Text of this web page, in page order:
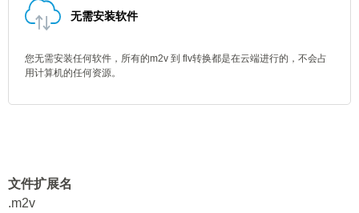
无需安装软件
您无需安装任何软件，所有的m2v 到 flv转换都是在云端进行的，不会占
用计算机的任何资源。
文件扩展名
.m2v